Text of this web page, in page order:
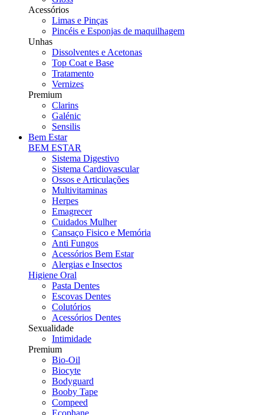
Acessórios
Limas e Pinças
Pincéis e Esponjas de maquilhagem
Unhas
Dissolventes e Acetonas
Top Coat e Base
Tratamento
Vernizes
Premium
Clarins
Galénic
Sensilis
Bem Estar
BEM ESTAR
Sistema Digestivo
Sistema Cardiovascular
Ossos e Articulações
Multivitaminas
Herpes
Emagrecer
Cuidados Mulher
Cansaço Fisico e Memória
Anti Fungos
Acessórios Bem Estar
Alergias e Insectos
Higiene Oral
Pasta Dentes
Escovas Dentes
Colutórios
Acessórios Dentes
Sexualidade
Intimidade
Premium
Bio-Oil
Biocyte
Bodyguard
Booby Tape
Compeed
Ecophane